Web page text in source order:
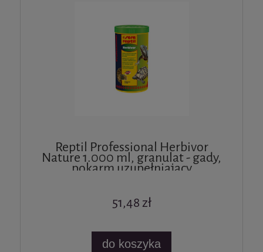
Reptil Professional Herbivor
Nature 1.000 ml, granulat - gady,
pokarm uzupełniający
51,48 zł
do koszyka